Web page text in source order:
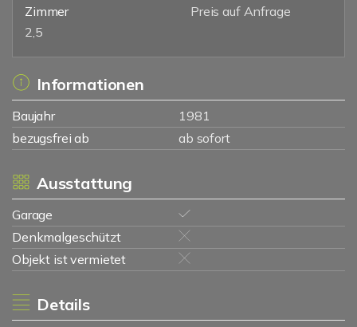
Zimmer
2,5
Preis auf Anfrage
Informationen
Baujahr
1981
bezugsfrei ab
ab sofort
Ausstattung
Garage
Denkmalgeschützt
Objekt ist vermietet
Details